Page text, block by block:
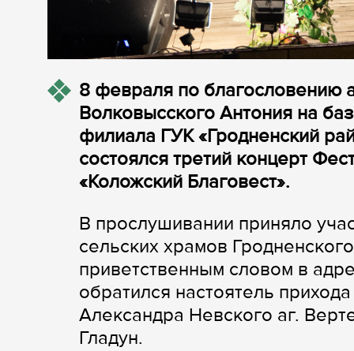
8 февраля по благословению
Волковысского Антония на
филиала ГУК «Гродненский
состоялся третий концерт
«Коложский Благовест».
В прослушивании приняло
сельских храмов
приветственным словом в
обратился настоятель
Александра Невского аг.
Гладун.